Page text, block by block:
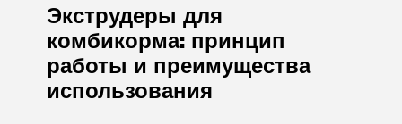
Экструдеры для
комбикорма: принцип
работы и преимущества
использования